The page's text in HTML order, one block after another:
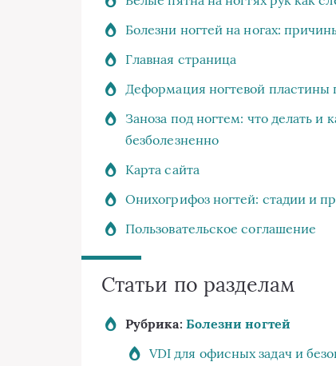
Болезни ногтей на ногах:
Главная страница
Деформация ногтевой пластины
Заноза под ногтем: что делать и
безболезненно
Карта сайта
Онихогрифоз ногтей: стадии и
Пользовательское соглашение
Статьи по разделам
Рубрика: Болезни ногтей
VDI для офисных задач и